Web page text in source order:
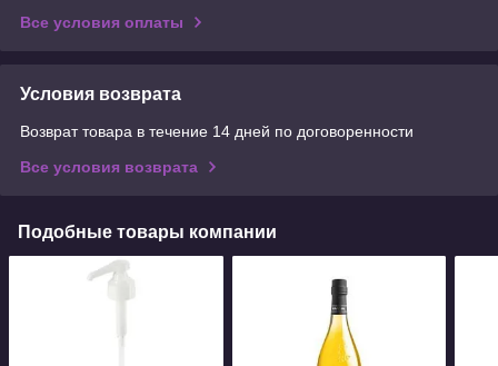
Все условия оплаты
Условия возврата
Возврат товара в течение 14 дней по договоренности
Все условия возврата
Подобные товары компании